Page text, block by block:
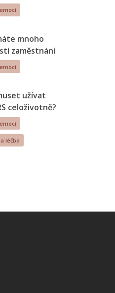
mnoho
zaměstnání
užívat
celoživotně?
léčba